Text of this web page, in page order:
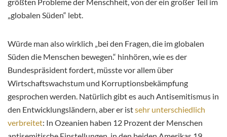
„globalen Süden“ lebt.
Würde man also wirklich „bei den Fragen, die im globalen
Süden die Menschen bewegen.“ hinhören, wie es der
Bundespräsident fordert, müsste vor allem über
Wirtschaftswachstum und Korruptionsbekämpfung
gesprochen werden. Natürlich gibt es auch Antisemitismus in
den Entwicklungsländern, aber er istsehr unterschiedlich
verbreitet: In Ozeanien haben 12 Prozent der Menschen